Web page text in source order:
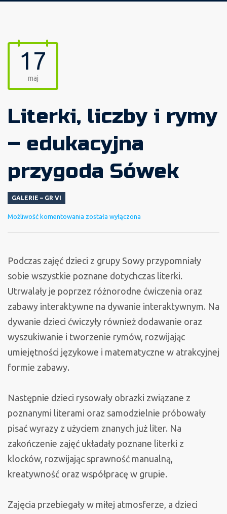
17
maj
Literki, liczby i rymy
– edukacyjna
przygoda Sówek
GALERIE – GR VI
Możliwość komentowania Literki,
rymy
–
edukacyjna
przygoda
została wyłączona
Podczas zajęć dzieci z grupy Sowy przypomniały
sobie wszystkie poznane dotychczas literki.
Utrwalały je poprzez różnorodne ćwiczenia oraz
zabawy interaktywne na dywanie interaktywnym. Na
dywanie dzieci ćwiczyły również dodawanie oraz
wyszukiwanie i tworzenie rymów, rozwijając
umiejętności językowe i matematyczne w atrakcyjnej
formie zabawy.
Następnie dzieci rysowały obrazki związane z
poznanymi literami oraz samodzielnie próbowały
pisać wyrazy z użyciem znanych już liter. Na
zakończenie zajęć układały poznane literki z
klocków, rozwijając sprawność manualną,
kreatywność oraz współpracę w grupie.
Zajęcia przebiegały w miłej atmosferze, a dzieci